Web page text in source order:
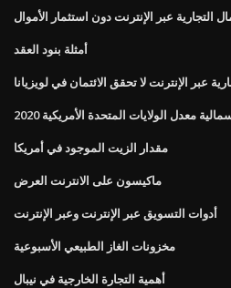
التجارية عبر الإنترنت دون استثمار الأموال
أمثلة بنود العقد
عبر الإنترنت لا تحقق الائتمان في لويزيانا
معدل الولايات المتحدة الأمريكية 2020
مقدار الزيت الموجود في أمريكا
ماكيسون على الانترنت العرض
أدوات التسويق عبر الإنترنت وعبر الإنترنت
مخزونات الغاز الطبيعي الأسبوعية
أهمية التجارة الخارجية في نيبال